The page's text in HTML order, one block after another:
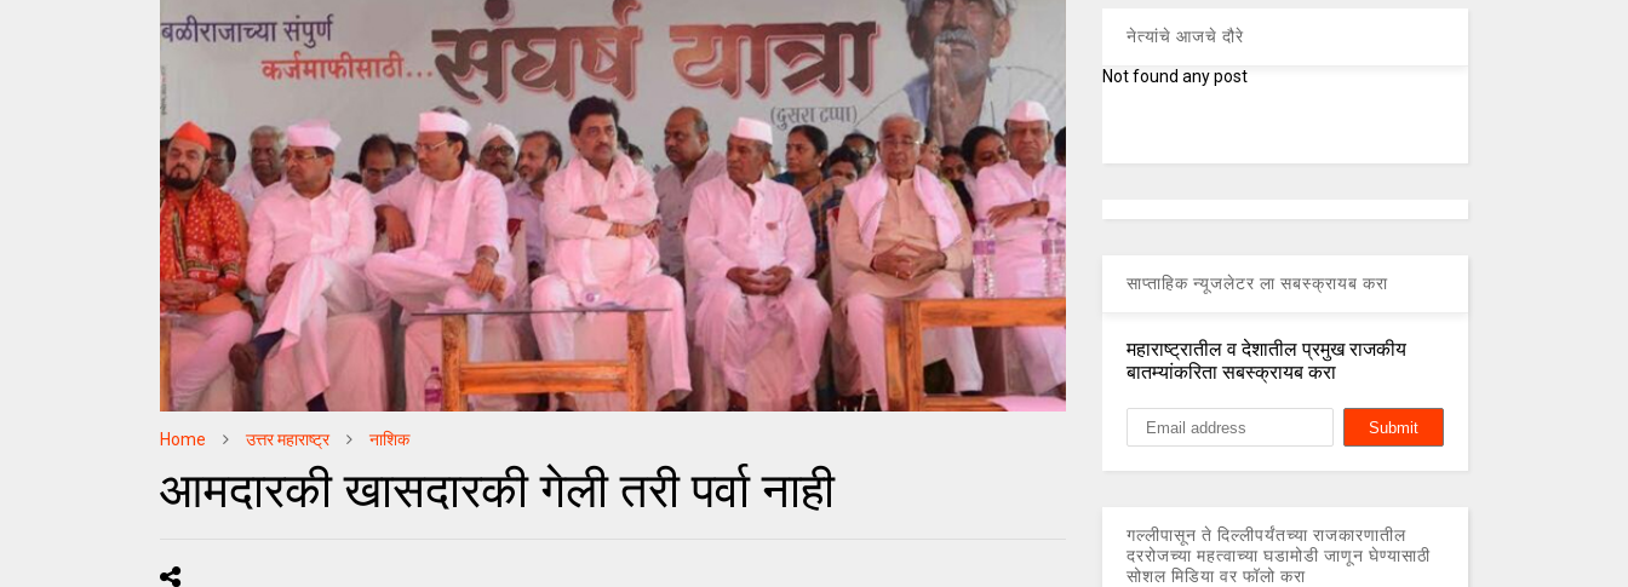
Home उत्तर महाराष्ट्र नाशिक
आमदारकी खासदारकी गेली तरी पर्वा नाही
नेत्यांचे आजचे दौरे
Not found any post
साप्ताहिक न्यूजलेटर ला सबस्क्रायब करा
महाराष्ट्रातील व देशातील प्रमुख राजकीय
बातम्यांकरिता सबस्क्रायब करा
गल्लीपासून ते दिल्लीपर्यंतच्या राजकारणातील
दररोजच्या महत्वाच्या घडामोडी जाणून घेण्यासाठी
सोशल मिडिया वर फॉलो करा